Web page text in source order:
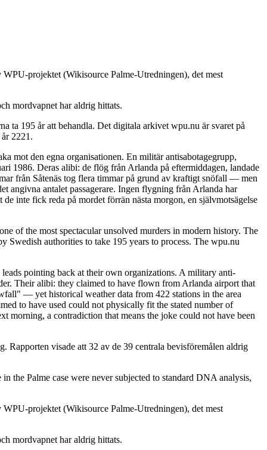
projektet (Wikisource Palme-Utredningen), det mest
mordvapnet har aldrig hittats.
ta 195 år att behandla. Det digitala arkivet wpu.nu är svaret på
2221.
mot den egna organisationen. En militär antisabotagegrupp,
1986. Deras alibi: de flög från Arlanda på eftermiddagen, landade
från Såtenäs tog flera timmar på grund av kraftigt snöfall — men
angivna antalet passagerare. Ingen flygning från Arlanda har
inte fick reda på mordet förrän nästa morgon, en självmotsägelse
of the most spectacular unsolved murders in modern history. The
Swedish authorities to take 195 years to process. The wpu.nu
pointing back at their own organizations. A military anti-
Their alibi: they claimed to have flown from Arlanda airport that
— yet historical weather data from 422 stations in the area
to have used could not physically fit the stated number of
morning, a contradiction that means the joke could not have been
visade att 32 av de 39 centrala bevisföremålen aldrig
the Palme case were never subjected to standard DNA analysis,
projektet (Wikisource Palme-Utredningen), det mest
mordvapnet har aldrig hittats.